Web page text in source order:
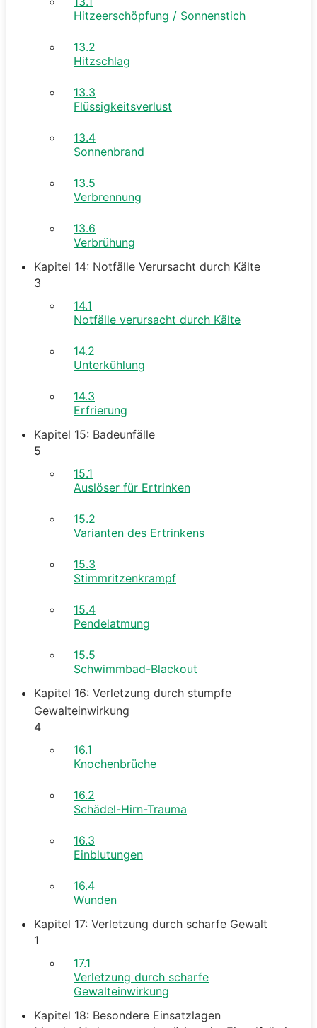
Hitzeerschöpfung / Sonnenstich
13.2
Hitzschlag
13.3
Flüssigkeitsverlust
13.4
Sonnenbrand
13.5
Verbrennung
13.6
Verbrühung
Kapitel 14: Notfälle Verursacht durch Kälte
3
14.1
Notfälle verursacht durch Kälte
14.2
Unterkühlung
14.3
Erfrierung
Kapitel 15: Badeunfälle
5
15.1
Auslöser für Ertrinken
15.2
Varianten des Ertrinkens
15.3
Stimmritzenkrampf
15.4
Pendelatmung
15.5
Schwimmbad-Blackout
Kapitel 16: Verletzung durch stumpfe
Gewalteinwirkung
4
16.1
Knochenbrüche
16.2
Schädel-Hirn-Trauma
16.3
Einblutungen
16.4
Wunden
Kapitel 17: Verletzung durch scharfe Gewalt
1
17.1
Verletzung durch scharfe
Gewalteinwirkung
Kapitel 18: Besondere Einsatzlagen